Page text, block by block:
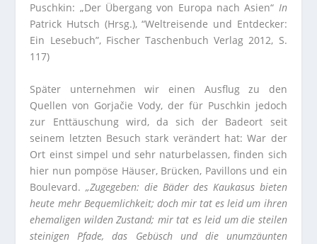
Puschkin: „Der Übergang von Europa nach Asien“ In
Patrick Hutsch (Hrsg.), “Weltreisende und Entdecker:
Ein Lesebuch”, Fischer Taschenbuch Verlag 2012, S.
117)
Später unternehmen wir einen Ausflug zu den
Quellen von Gorjačie Vody, der für Puschkin jedoch
zur Enttäuschung wird, da sich der Badeort seit
seinem letzten Besuch stark verändert hat: War der
Ort einst simpel und sehr naturbelassen, finden sich
hier nun pompöse Häuser, Brücken, Pavillons und ein
Boulevard.„Zugegeben: die Bäder des Kaukasus bieten
heute mehr Bequemlichkeit; doch mir tat es leid um ihren
ehemaligen wilden Zustand; mir tat es leid um die steilen
steinigen Pfade, das Gebüsch und die unumzäunten